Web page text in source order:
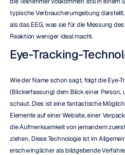
typische Verbraucherumgebung
als das EEG, was sie für die Messung
Reaktion weniger ideal macht.
Eye-Tracking-
Wie der Name schon sagt, folgt die Eye-
(Blickerfassung) dem Blick einer Person,
schaut. Dies ist eine fantastische
Elemente auf einer Website, einer
die Aufmerksamkeit von jemandem
ziehen. Diese Technologie ist im
erschwinglicher als bildgebende